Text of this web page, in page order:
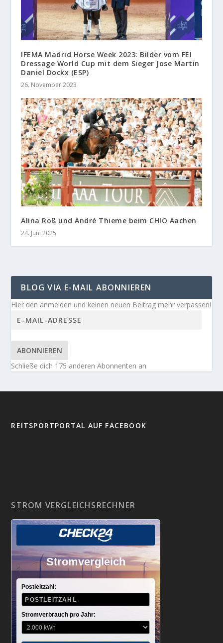
IFEMA Madrid Horse Week 2023: Bilder vom FEI
Dressage World Cup mit dem Sieger Jose Martin
Daniel Dockx (ESP)
26. November 2023
Alina Roß und André Thieme beim CHIO Aachen
24. Juni 2025
BLOG VIA E-MAIL ABONNIEREN
Hier den anmelden und keinen neuen Beitrag mehr verpassen!
ABONNIEREN
Schließe dich 175 anderen Abonnenten an
REITSPORTPORTAL AUF FACEBOOK
STROM VERGLEICHSRECHNER
Stromvergleich
Postleitzahl:
Stromverbrauch pro Jahr: